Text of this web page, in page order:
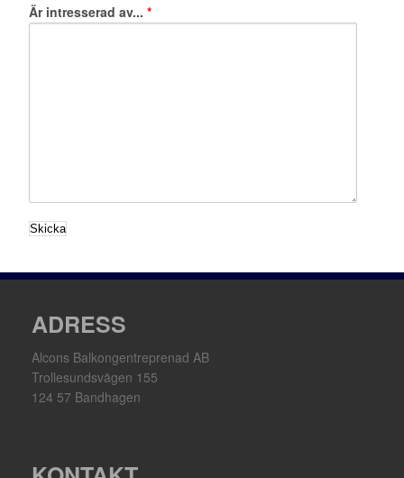
Är intresserad av...*
ADRESS
Alcons Balkongentreprenad AB
Trollesundsvägen 155
124 57 Bandhagen